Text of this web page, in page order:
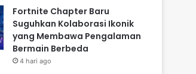
Fortnite Chapter Baru
Suguhkan Kolaborasi Ikonik
yang Membawa Pengalaman
Bermain Berbeda
4 hari ago